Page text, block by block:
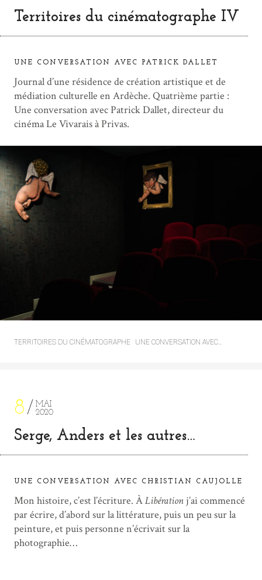
Territoires du cinématographe IV
UNE CONVERSATION AVEC PATRICK DALLET
Journal d’une résidence de création artistique et de
médiation culturelle en Ardèche. Quatrième partie :
Une conversation avec Patrick Dallet, directeur du
cinéma Le Vivarais à Privas.
TERRITOIRES DU CINÉMATOGRAPHE UNE CONVERSATION AVEC…
8
MAI
2020
Serge, Anders et les autres…
UNE CONVERSATION AVEC CHRISTIAN CAUJOLLE
Mon histoire, c’est l’écriture. ÀLibération j’ai commencé
par écrire, d’abord sur la littérature, puis un peu sur la
peinture, et puis personne n’écrivait sur la
photographie…